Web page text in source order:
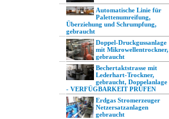
Automatische Linie für
Palettenumreifung,
Überziehung und Schrumpfung,
gebraucht
Doppel-Druckgussanlage
mit Mikrowellentrockner,
gebraucht
Bechertaktstrasse mit
Lederhart-Trockner,
gebraucht, Doppelanlage
- VERFÜGBARKEIT PRÜFEN
Erdgas Stromerzeuger
Netzersatzanlagen
gebraucht